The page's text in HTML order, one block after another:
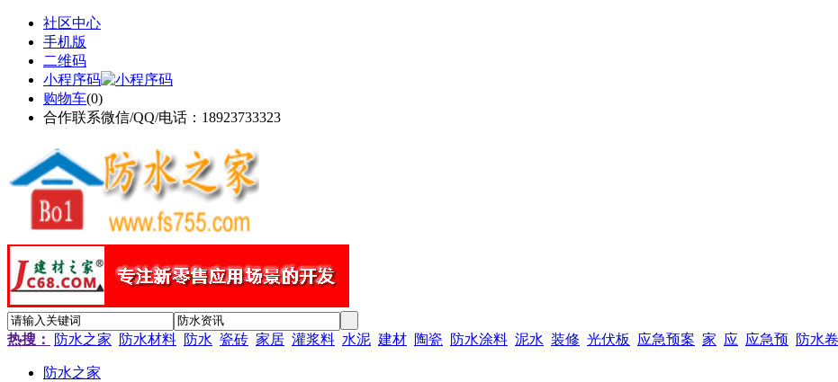
社区中心
手机版
二维码
小程序码
购物车(0)
合作联系微信/QQ/电话：18923733323
热搜： 防水之家 防水材料 防水 瓷砖 家居 灌浆料 水泥 建材 陶瓷 防水涂料 泥水 装修 光伏板 应急预案 家 应 应急预 防水
防水之家